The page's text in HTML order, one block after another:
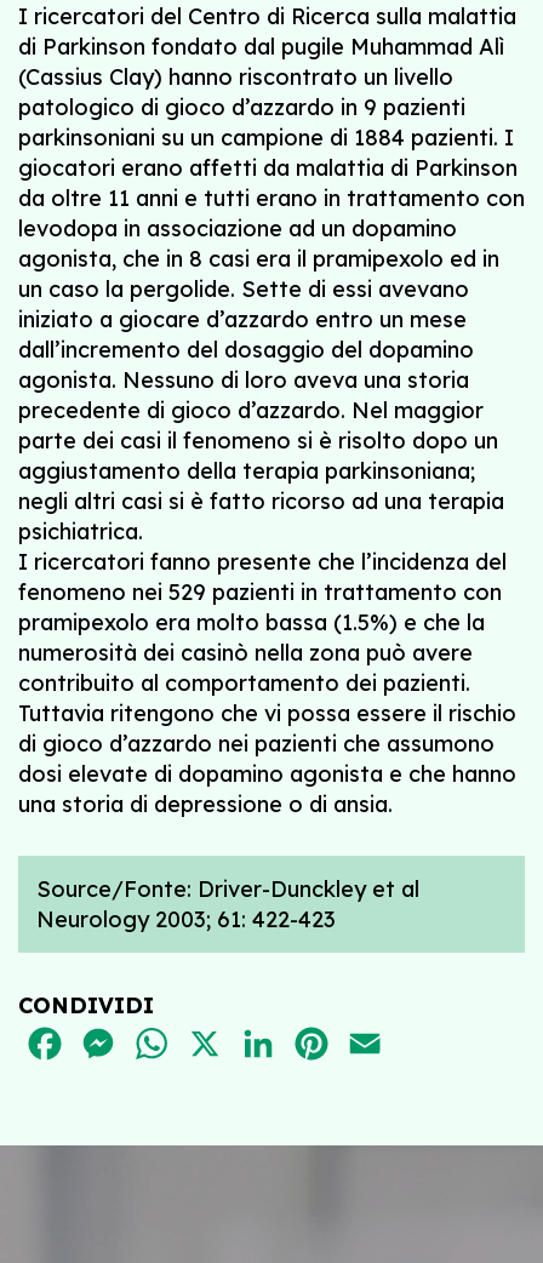
I ricercatori del Centro di Ricerca sulla malattia
di Parkinson fondato dal pugile Muhammad Alì
(Cassius Clay) hanno riscontrato un livello
patologico di gioco d’azzardo in 9 pazienti
parkinsoniani su un campione di 1884 pazienti. I
giocatori erano affetti da malattia di Parkinson
da oltre 11 anni e tutti erano in trattamento con
levodopa in associazione ad un dopamino
agonista, che in 8 casi era il pramipexolo ed in
un caso la pergolide. Sette di essi avevano
iniziato a giocare d’azzardo entro un mese
dall’incremento del dosaggio del dopamino
agonista. Nessuno di loro aveva una storia
precedente di gioco d’azzardo. Nel maggior
parte dei casi il fenomeno si è risolto dopo un
aggiustamento della terapia parkinsoniana;
negli altri casi si è fatto ricorso ad una terapia
psichiatrica.
I ricercatori fanno presente che l’incidenza del
fenomeno nei 529 pazienti in trattamento con
pramipexolo era molto bassa (1.5%) e che la
numerosità dei casinò nella zona può avere
contribuito al comportamento dei pazienti.
Tuttavia ritengono che vi possa essere il rischio
di gioco d’azzardo nei pazienti che assumono
dosi elevate di dopamino agonista e che hanno
una storia di depressione o di ansia.
Source/Fonte: Driver-Dunckley et al
Neurology 2003; 61: 422-423
CONDIVIDI
FACEBOOKMESSENGER
WHATSAPPLINKEDINPINTEREST